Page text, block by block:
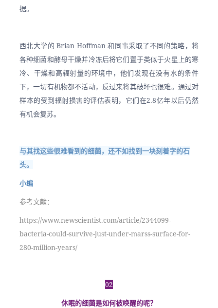
据。
西北大学的 Brian Hoffman 和同事采取了不同的策略，将
各种细菌和酵母干燥并冷冻后将它们置于类似于火星上的寒
冷、干燥和高辐射量的环境中，他们发现在没有水的条件
下，一切有机物都不活动，反过来将其破坏也很难。通过对
样本的受到辐射损害的评估表明，它们在2.8亿年以后仍然
有机会复苏。
与其找这些很难看到的细菌，还不如找到一块刻着字的石
头。
小编
参考文献：
https://www.newscientist.com/article/2344099-
bacteria-could-survive-just-under-marss-surface-for-
280-million-years/
02
休眠的细菌是如何被唤醒的呢？